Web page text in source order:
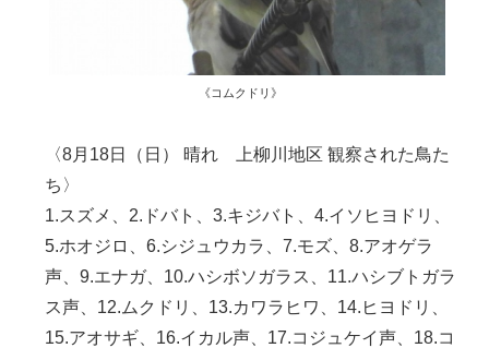
《コムクドリ》
〈8月18日（日） 晴れ 上柳川地区 観察された鳥た
ち〉
1.スズメ、2.ドバト、3.キジバト、4.イソヒヨドリ、
5.ホオジロ、6.シジュウカラ、7.モズ、8.アオゲラ
声、9.エナガ、10.ハシボソガラス、11.ハシブトガラ
ス声、12.ムクドリ、13.カワラヒワ、14.ヒヨドリ、
15.アオサギ、16.イカル声、17.コジュケイ声、18.コ